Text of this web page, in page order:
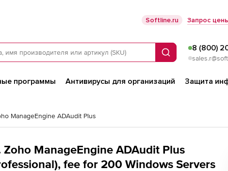
Softline.ru Запрос
Поиск
8 (800)
программы Антивирусы для организаций Защита
ManageEngine ADAudit Plus
ManageEngine ADAudit Plus
fee for 200 Windows Servers